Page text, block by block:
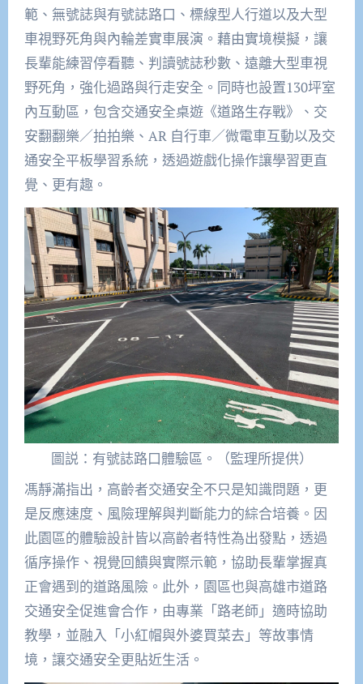
範、無號誌與有號誌路口、標線型人行道以及大型
車視野死角與內輪差實車展演。藉由實境模擬，讓
長輩能練習停看聽、判讀號誌秒數、遠離大型車視
野死角，強化過路與行走安全。同時也設置130坪室
內互動區，包含交通安全桌遊《道路生存戰》、交
安翻翻樂／拍拍樂、AR 自行車／微電車互動以及交
通安全平板學習系統，透過遊戲化操作讓學習更直
覺、更有趣。
圖説：有號誌路口體驗區。（監理所提供）
馮靜滿指出，高齡者交通安全不只是知識問題，更
是反應速度、風險理解與判斷能力的綜合培養。因
此園區的體驗設計皆以高齡者特性為出發點，透過
循序操作、視覺回饋與實際示範，協助長輩掌握真
正會遇到的道路風險。此外，園區也與高雄市道路
交通安全促進會合作，由專業「路老師」適時協助
教學，並融入「小紅帽與外婆買菜去」等故事情
境，讓交通安全更貼近生活。